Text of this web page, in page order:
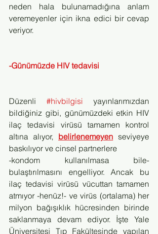
neden hala bulunamadığına anlam
veremeyenler için ikna edici bir cevap
veriyor.
-Günümüzde HIV tedavisi
Düzenli #hivbilgisi yayınlarımızdan
bildiğiniz gibi, günümüzdeki etkin HIV
ilaç tedavisi virüsü tamamen kontrol
altına alıyor, belirlenemeyen seviyeye
baskılıyor ve cinsel partnerlere
-kondom kullanılmasa bile-
bulaştırılmasını engelliyor. Ancak bu
ilaç tedavisi virüsü vücuttan tamamen
atmıyor -henüz!- ve virüs (ortalama) her
milyon bağışıklık hücresinden birinde
saklanmaya devam ediyor. İşte Yale
Üniversitesi Tıp Fakültesinde yapılan